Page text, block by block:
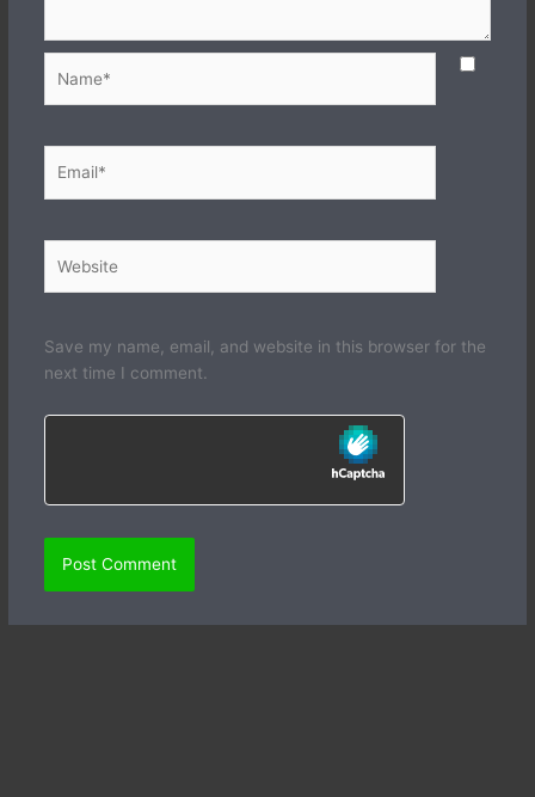
Save my name, email, and website in this browser for the
next time I comment.